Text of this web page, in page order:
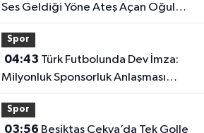
Ses Geldiği Yöne Ateş Açan Oğul
Babasını Öldürdü!
Spor
04:43
Milyonluk Sponsorluk Anlaşması
Uzatıldı!
Spor
03:56